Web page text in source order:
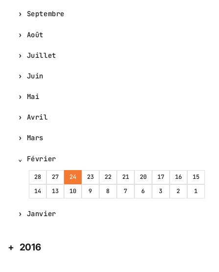
Septembre
Août
Juillet
Juin
Mai
Avril
Mars
Février
28 27 24 23 22 21 20 17 16
15
14
13 10 9 8 7 6 3 2 1
Janvier
2016